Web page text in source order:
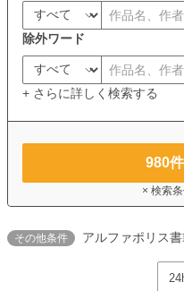
除外ワード
+ さらに詳しく検索する
980
× 検索
その他条件 アルファポリス